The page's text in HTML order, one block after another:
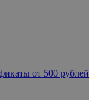
от 500 рублей